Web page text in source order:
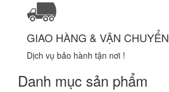
GIAO HÀNG & VẬN CHUYỂN
Dịch vụ bảo hành tận nơi !
Danh mục sản phẩm